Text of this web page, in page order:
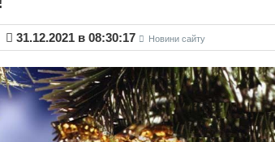
31.12.2021 в 08:30:17 Новини сайту